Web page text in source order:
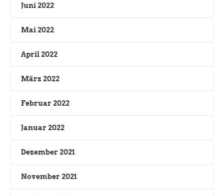
Juni 2022
Mai 2022
April 2022
März 2022
Februar 2022
Januar 2022
Dezember 2021
November 2021